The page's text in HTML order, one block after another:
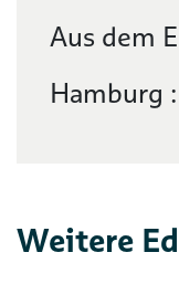
Aus dem
Hamburg
Weitere